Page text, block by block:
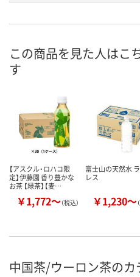
カゴへ
この商品を見た人はこ
す
【アスクル・ロハコ限
定】伊藤園 香り豊かな
お茶 【緑茶】【麦…
￥1,772～（税込）
富士山の天然水
レス
￥1,230～
中国茶/ウーロン茶のカ